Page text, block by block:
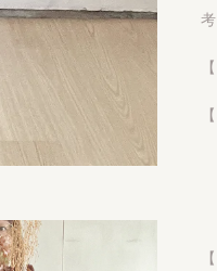
考